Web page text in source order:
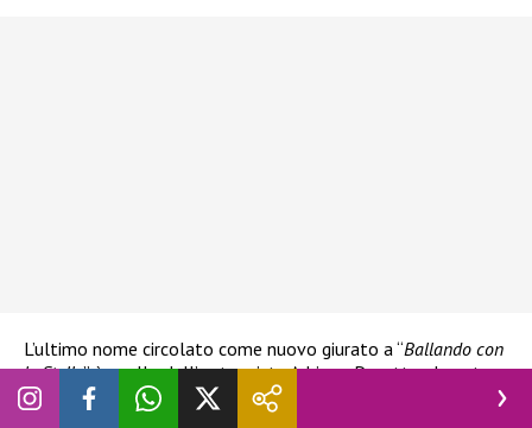
L’ultimo nome circolato come nuovo giurato a “Ballando con
le Stelle” è quello dell’ex tennista Adriano Panatta al posto
di Ivan Zazzaroni. Nelle ultime settimane in realtà sono
stati tanti i nomi circolarti come possibili nuovi giurati al